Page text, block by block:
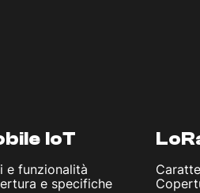
IoT
e funzionalità
e specifiche